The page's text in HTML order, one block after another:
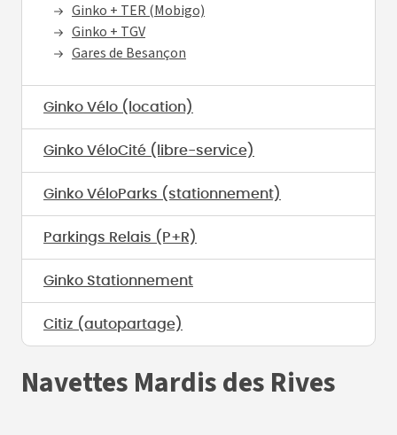
Ginko + TER (Mobigo)
Ginko + TGV
Gares de Besançon
Ginko Vélo (location)
Ginko VéloCité (libre-service)
Ginko VéloParks (stationnement)
Parkings Relais (P+R)
Ginko Stationnement
Citiz (autopartage)
Navettes Mardis des Rives